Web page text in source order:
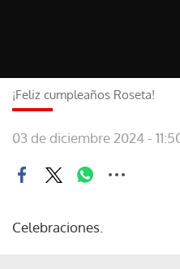
¡Feliz cumpleaños Roseta!
03 de diciembre 2024 -
Celebraciones.